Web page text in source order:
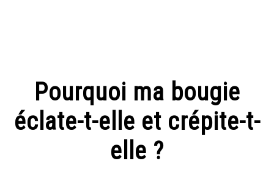
Pourquoi ma bougie
éclate-t-elle et crépite-t-
elle ?